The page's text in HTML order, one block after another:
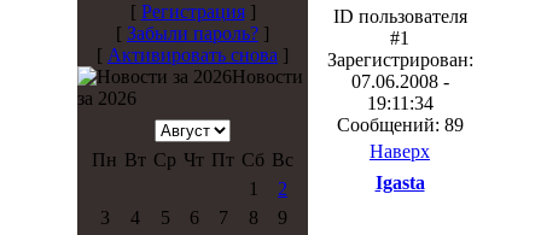
[ Регистрация]
[ Забыли пароль? ]
[ Активировать снова ]
Новости
за 2026
Пн Вт Ср Чт Пт Сб Вс
1
2
3
4 5 6 7 8
9
ID пользователя
#1
Зарегистрирован:
07.06.2008 -
19:11:34
Сообщений: 89
Наверх
Igasta